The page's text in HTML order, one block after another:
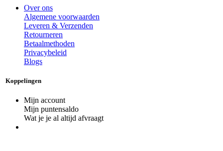
Over ons
Algemene voorwaarden
Leveren & Verzenden
Retourneren
Betaalmethoden
Privacybeleid
Blogs
Koppelingen
Mijn account
Mijn puntensaldo
Wat je je al altijd afvraagt